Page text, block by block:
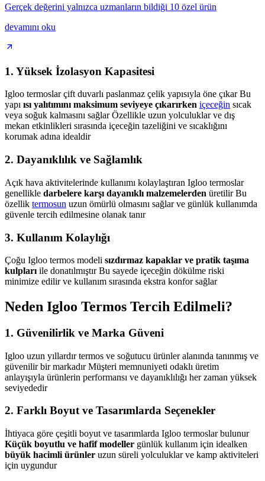
Gerçek değerini yalnızca uzmanların bildiği 10 özel ürün
devamını oku
1. Yüksek İzolasyon Kapasitesi
Igloo termoslar çift duvarlı paslanmaz çelik yapısıyla öne çıkar Bu
yapı ısı yalıtımını maksimum seviyeye çıkarırken içeceğin sıcak
veya soğuk kalmasını sağlar Özellikle uzun yolculuklar ve dış
mekan etkinlikleri sırasında içeceğin tazeliğini ve sıcaklığını
korumak adına idealdir
2. Dayanıklılık ve Sağlamlık
Açık hava aktivitelerinde kullanımı kolaylaştıran Igloo termoslar
genellikle darbelere karşı dayanıklı malzemelerden üretilir Bu
özellik termosun uzun ömürlü olmasını sağlar ve günlük kullanımda
güvenle tercih edilmesine olanak tanır
3. Kullanım Kolaylığı
Çoğu Igloo termos modeli sızdırmaz kapaklar ve pratik taşıma
kulpları ile donatılmıştır Bu sayede içeceğin dökülme riski
minimize edilir ve kullanım sırasında ekstra konfor sağlar
Neden Igloo Termos Tercih Edilmeli?
1. Güvenilirlik ve Marka Güveni
Igloo uzun yıllardır termos ve soğutucu ürünler alanında tanınmış ve
güvenilir bir markadır Müşteri memnuniyeti odaklı üretim
anlayışıyla ürünlerin performansı ve dayanıklılığı her zaman yüksek
seviyededir
2. Farklı Boyut ve Tasarımlarda Seçenekler
İhtiyaca göre çeşitli boyut ve tasarımlarda Igloo termoslar bulunur
Küçük boyutlu ve hafif modeller günlük kullanım için idealken
büyük hacimli ürünler uzun süreli yolculuklar ve kamp aktiviteleri
için uygundur